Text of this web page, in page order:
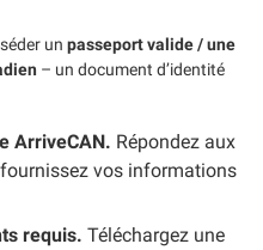
un passeport valide / une
– un document d’identité
ArriveCAN. Répondez aux
vos informations
requis. Téléchargez une